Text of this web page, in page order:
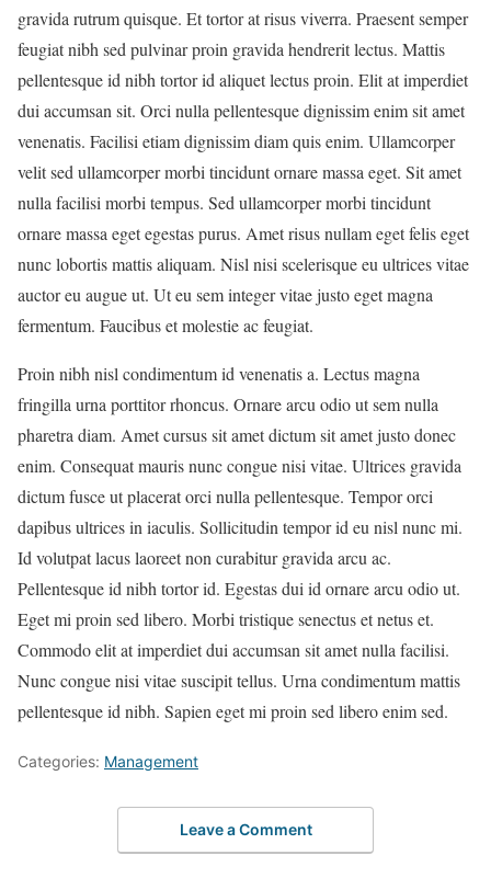
gravida rutrum quisque. Et tortor at risus viverra. Praesent semper
feugiat nibh sed pulvinar proin gravida hendrerit lectus. Mattis
pellentesque id nibh tortor id aliquet lectus proin. Elit at imperdiet
dui accumsan sit. Orci nulla pellentesque dignissim enim sit amet
venenatis. Facilisi etiam dignissim diam quis enim. Ullamcorper
velit sed ullamcorper morbi tincidunt ornare massa eget. Sit amet
nulla facilisi morbi tempus. Sed ullamcorper morbi tincidunt
ornare massa eget egestas purus. Amet risus nullam eget felis eget
nunc lobortis mattis aliquam. Nisl nisi scelerisque eu ultrices vitae
auctor eu augue ut. Ut eu sem integer vitae justo eget magna
fermentum. Faucibus et molestie ac feugiat.
Proin nibh nisl condimentum id venenatis a. Lectus magna
fringilla urna porttitor rhoncus. Ornare arcu odio ut sem nulla
pharetra diam. Amet cursus sit amet dictum sit amet justo donec
enim. Consequat mauris nunc congue nisi vitae. Ultrices gravida
dictum fusce ut placerat orci nulla pellentesque. Tempor orci
dapibus ultrices in iaculis. Sollicitudin tempor id eu nisl nunc mi.
Id volutpat lacus laoreet non curabitur gravida arcu ac.
Pellentesque id nibh tortor id. Egestas dui id ornare arcu odio ut.
Eget mi proin sed libero. Morbi tristique senectus et netus et.
Commodo elit at imperdiet dui accumsan sit amet nulla facilisi.
Nunc congue nisi vitae suscipit tellus. Urna condimentum mattis
pellentesque id nibh. Sapien eget mi proin sed libero enim sed.
Categories: Management
Leave a Comment